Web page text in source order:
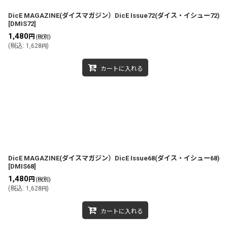
DicE MAGAZINE(ダイスマガジン）DicE Issue72(ダイス・イシュー72)
[DMIS72]
1,480円 (税別)
(税込: 1,628円)
カートに入れる
DicE MAGAZINE(ダイスマガジン）DicE Issue68(ダイス・イシュー68)
[DMIS68]
1,480円 (税別)
(税込: 1,628円)
カートに入れる